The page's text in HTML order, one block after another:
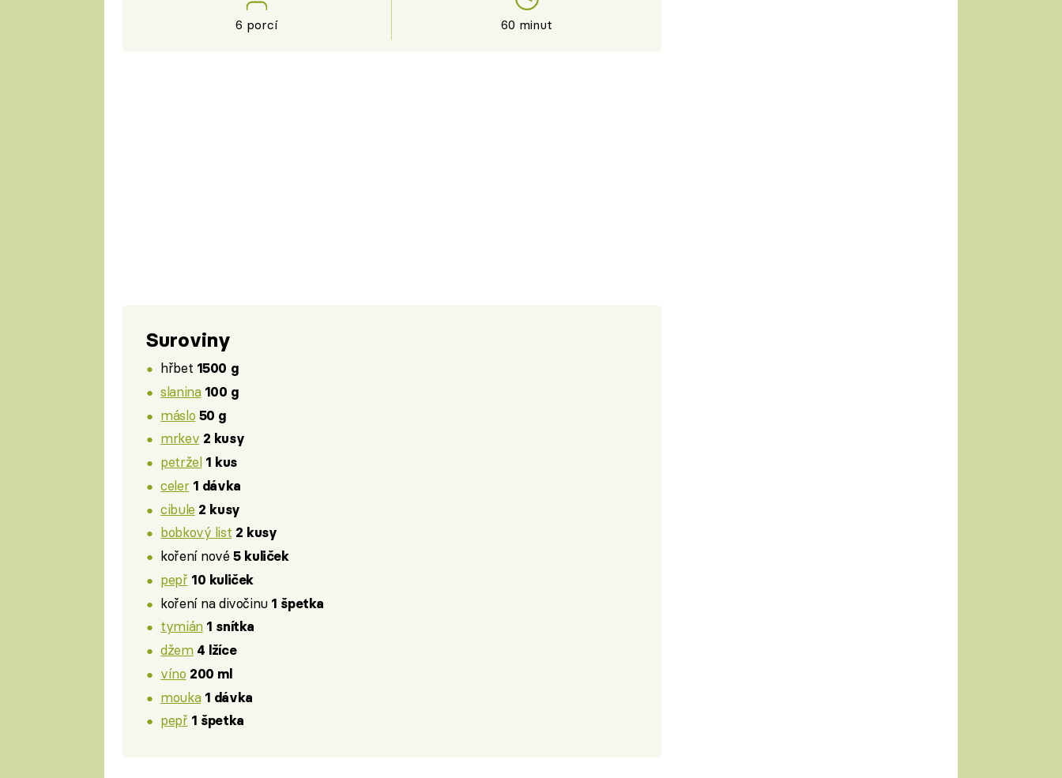
6 porcí 60 minut
Suroviny
hřbet 1500 g
slanina 100 g
máslo 50 g
mrkev 2 kusy
petržel 1 kus
celer 1 dávka
cibule 2 kusy
bobkový list 2 kusy
koření nové5 kuliček
pepř 10 kuliček
koření na divočinu 1 špetka
tymián 1 snítka
džem 4 lžíce
víno 200 ml
mouka 1 dávka
pepř 1 špetka